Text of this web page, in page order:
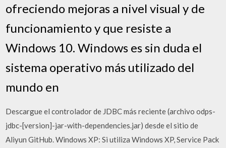
ofreciendo mejoras a nivel visual y de
funcionamiento y que resiste a
Windows 10. Windows es sin duda el
sistema operativo más utilizado del
mundo en
Descargue el controlador de JDBC más reciente (archivo odps-
jdbc-[version]-jar-with-dependencies.jar) desde el sitio de
Aliyun GitHub. Windows XP: Si utiliza Windows XP, Service Pack